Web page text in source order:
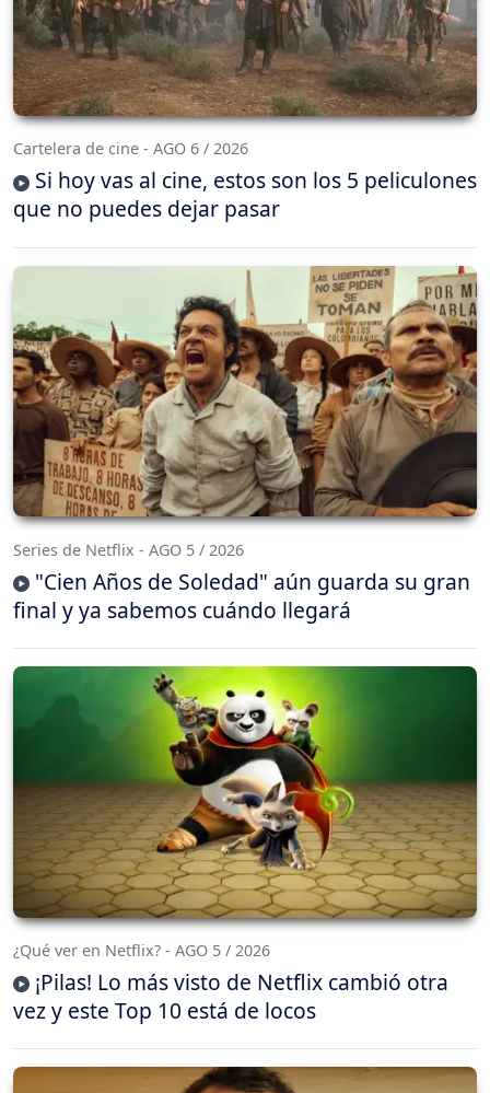
Cartelera de cine - AGO 6 / 2026
Si hoy vas al cine, estos son los 5 peliculones
que no puedes dejar pasar
Series de Netflix - AGO 5 / 2026
"Cien Años de Soledad" aún guarda su gran
final y ya sabemos cuándo llegará
¿Qué ver en Netflix? - AGO 5 / 2026
¡Pilas! Lo más visto de Netflix cambió otra
vez y este Top 10 está de locos